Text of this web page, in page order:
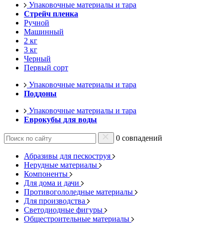
Упаковочные материалы и тара
Стрейч пленка
Ручной
Машинный
2 кг
3 кг
Черный
Первый сорт
Упаковочные материалы и тара
Поддоны
Упаковочные материалы и тара
Еврокубы для воды
0 совпадений
Абразивы для пескоструя
Нерудные материалы
Компоненты
Для дома и дачи
Противогололедные материалы
Для производства
Светодиодные фигуры
Общестроительные материалы